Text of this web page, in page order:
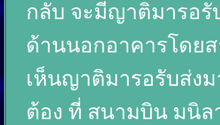
กลับ จะมีญาติมารอรั
ด้านนอกอาคารโดยส
เห็นญาติมารอรับส่ง
ต้อง ที่ สนามบิน มนิ